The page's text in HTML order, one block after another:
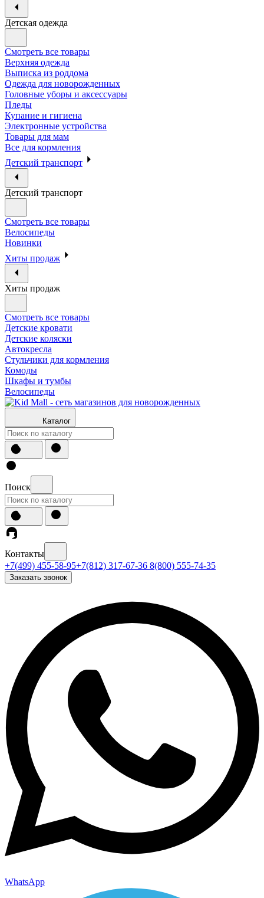
Детская одежда
Смотреть все товары
Верхняя одежда
Выписка из роддома
Одежда для новорожденных
Головные уборы и аксессуары
Пледы
Купание и гигиена
Электронные устройства
Товары для мам
Все для кормления
Детский транспорт
Детский транспорт
Смотреть все товары
Велосипеды
Новинки
Хиты продаж
Хиты продаж
Смотреть все товары
Детские кровати
Детские коляски
Автокресла
Стульчики для кормления
Комоды
Шкафы и тумбы
Велосипеды
Каталог
Поиск
Контакты
+7(499) 455-58-95+7(812) 317-67-36 8(800) 555-74-35
Заказать звонок
WhatsApp